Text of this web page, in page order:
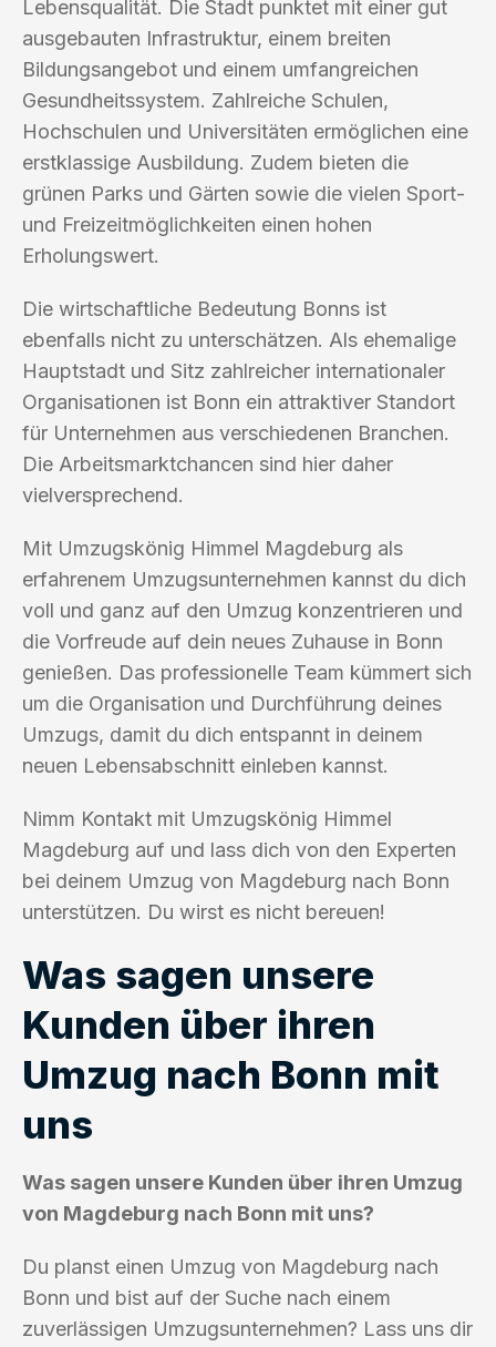
Lebensqualität. Die Stadt punktet mit einer gut
ausgebauten Infrastruktur, einem breiten
Bildungsangebot und einem umfangreichen
Gesundheitssystem. Zahlreiche Schulen,
Hochschulen und Universitäten ermöglichen eine
erstklassige Ausbildung. Zudem bieten die
grünen Parks und Gärten sowie die vielen Sport-
und Freizeitmöglichkeiten einen hohen
Erholungswert.
Die wirtschaftliche Bedeutung Bonns ist
ebenfalls nicht zu unterschätzen. Als ehemalige
Hauptstadt und Sitz zahlreicher internationaler
Organisationen ist Bonn ein attraktiver Standort
für Unternehmen aus verschiedenen Branchen.
Die Arbeitsmarktchancen sind hier daher
vielversprechend.
Mit Umzugskönig Himmel Magdeburg als
erfahrenem Umzugsunternehmen kannst du dich
voll und ganz auf den Umzug konzentrieren und
die Vorfreude auf dein neues Zuhause in Bonn
genießen. Das professionelle Team kümmert sich
um die Organisation und Durchführung deines
Umzugs, damit du dich entspannt in deinem
neuen Lebensabschnitt einleben kannst.
Nimm Kontakt mit Umzugskönig Himmel
Magdeburg auf und lass dich von den Experten
bei deinem Umzug von Magdeburg nach Bonn
unterstützen. Du wirst es nicht bereuen!
Was sagen unsere
Kunden über ihren
Umzug nach Bonn mit
uns
Was sagen unsere Kunden über ihren Umzug
von Magdeburg nach Bonn mit uns?
Du planst einen Umzug von Magdeburg nach
Bonn und bist auf der Suche nach einem
zuverlässigen Umzugsunternehmen? Lass uns dir